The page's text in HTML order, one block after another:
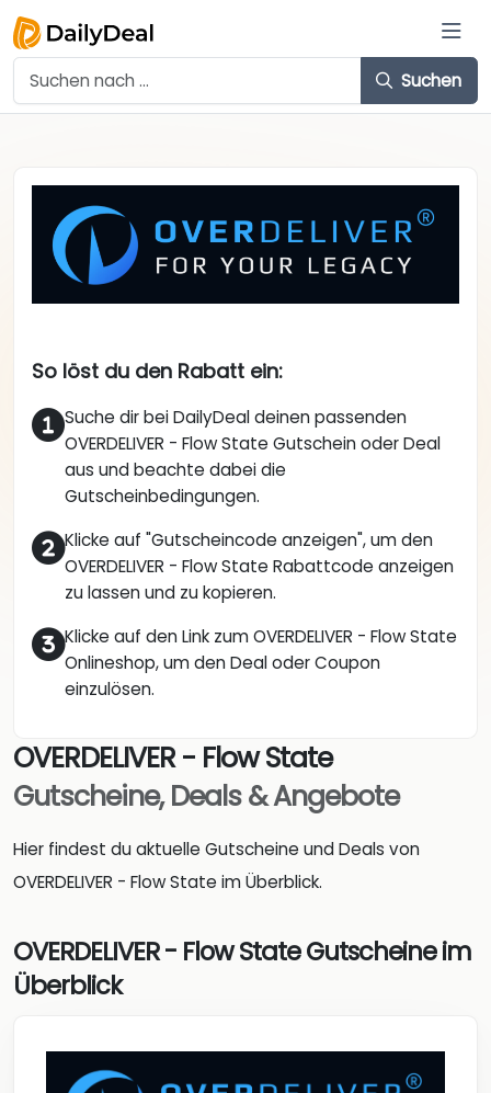
Suchen
So löst du den Rabatt ein:
Suche dir bei DailyDeal deinen passenden
OVERDELIVER - Flow State Gutschein oder Deal
aus und beachte dabei die
Gutscheinbedingungen.
Klicke auf "Gutscheincode anzeigen", um den
OVERDELIVER - Flow State Rabattcode anzeigen
zu lassen und zu kopieren.
Klicke auf den Link zum OVERDELIVER - Flow State
Onlineshop, um den Deal oder Coupon
einzulösen.
OVERDELIVER - Flow State
Gutscheine, Deals & Angebote
Hier findest du aktuelle Gutscheine und Deals von
OVERDELIVER - Flow State im Überblick.
OVERDELIVER - Flow State Gutscheine im
Überblick